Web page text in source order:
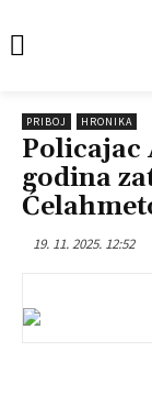
PRIBOJ HRONIKA
Policajac
godina
19. 11. 2025. 12:52